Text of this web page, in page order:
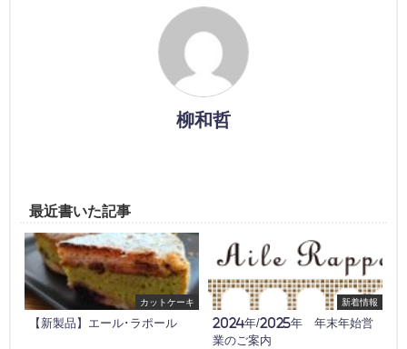
柳和哲
最近書いた記事
カットケーキ
【新製品】エール･ラポール
新着情報
2024年/2025年 年末年始営
業のご案内